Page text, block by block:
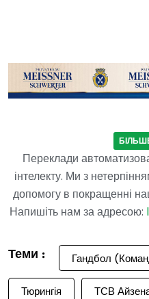
Переклади
інтелекту. Ми з
допомогу в покращенні
Напишіть нам за адресою:
Теми : Гандбол
Тюрингія ТСВ